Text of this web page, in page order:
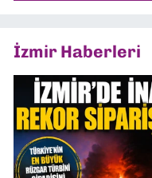
İzmir Haberleri